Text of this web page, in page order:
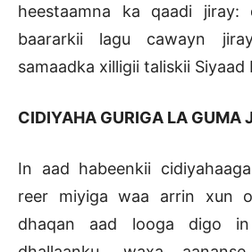
heestaamna ka qaadi
baararkii lagu cawayn
samaadka xilligii taliskii Siyaad
CIDIYAHA GURIGA LA GUMA
In aad habeenkii
reer miyiga waa arrin xun
dhaqan aad looga digo in